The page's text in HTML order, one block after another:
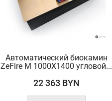
Автоматический биокамин
ZeFire М 1000X1400 угловой...
22 363 BYN